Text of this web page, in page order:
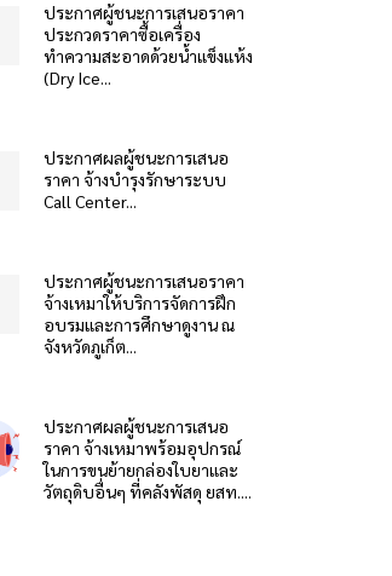
ประกาศผู้ชนะการเสนอราคา
ประกวดราคาซื้อเครื่อง
ทำความสะอาดด้วยน้ำแข็งแห้ง
(Dry Ice...
ประกาศผลผู้ชนะการเสนอ
ราคา จ้างบำรุงรักษาระบบ
Call Center...
ประกาศผู้ชนะการเสนอราคา
จ้างเหมาให้บริการจัดการฝึก
อบรมและการศึกษาดูงาน ณ
จังหวัดภูเก็ต...
ประกาศผลผู้ชนะการเสนอ
ราคา จ้างเหมาพร้อมอุปกรณ์
ในการขนย้ายกล่องใบยาและ
วัตถุดิบอื่นๆ ที่คลังพัสดุ ยสท....